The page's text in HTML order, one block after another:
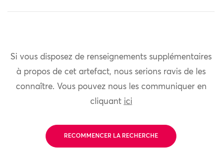
Si vous disposez de renseignements supplémentaires
à propos de cet artefact, nous serions ravis de les
connaître. Vous pouvez nous les communiquer en
cliquant ici
RECOMMENCER LA RECHERCHE